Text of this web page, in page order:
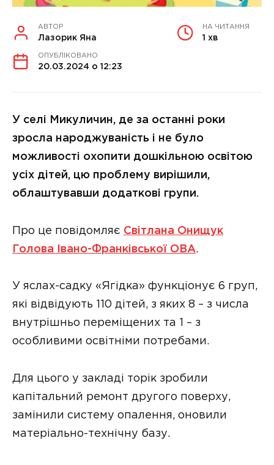
АВТОР
Лазорик Яна
НА ЧИТАННЯ
1 хв
ОПУБЛІКОВАНО
20.03.2024 о 12:23
У селі Микуличин, де за останні роки
зросла народжуваність і не було
можливості охопити дошкільною освітою
усіх дітей, цю проблему вирішили,
облаштувавши додаткові групи.
Про це повідомляє Світлана Онищук
Голова Івано-Франківської ОВА.
У яслах-садку «Ягідка» функціонує 6 груп,
які відвідують 110 дітей, з яких 8 – з числа
внутрішньо переміщених та 1 – з
особливими освітніми потребами.
Для цього у закладі торік зробили
капітальний ремонт другого поверху,
замінили систему опалення, оновили
матеріально-технічну базу.